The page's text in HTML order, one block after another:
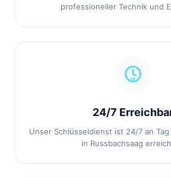
professioneller Technik und
24/7
Unser Schlüsseldienst ist 24/7 an
in Russbachsaag